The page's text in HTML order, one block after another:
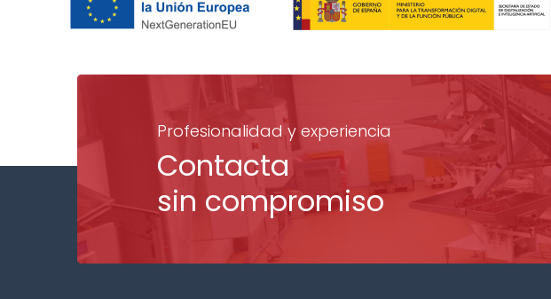
Profesionalidad y experiencia
Contacta
sin compromiso